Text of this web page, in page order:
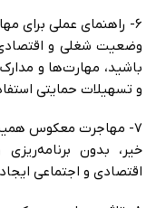
6- راهنمای عملی برای مهاجرت معکوس چیست؟
وضعیت شغلی و اقتصادی
باشید، مهارت‌ها و
و تسهیلات حمایتی
7- مهاجرت معکوس همیشه مثبت است؟
خیر، بدون
اقتصادی و اجتماعی